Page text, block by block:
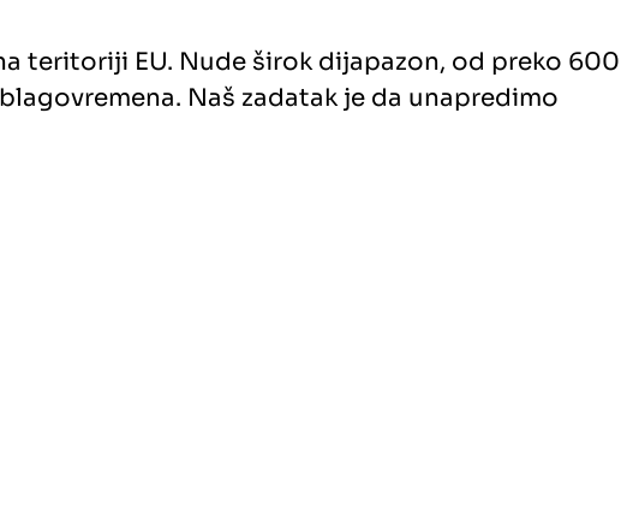
teritoriji EU. Nude širok dijapazon, od preko 600
Naš zadatak je da unapredimo